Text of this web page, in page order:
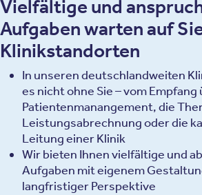
Vielfältige und
Aufgaben warten auf
Klinikstandorten
In unseren deutschlandweiten
es nicht ohne Sie – vom Empfang
Patientenmanangement, die
Leistungsabrechnung oder die
Leitung einer Klinik
Wir bieten Ihnen vielfältige und
Aufgaben mit eigenem
langfristiger Perspektive